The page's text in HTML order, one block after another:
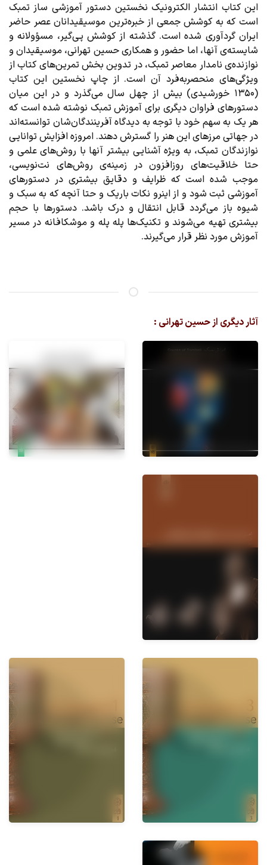
این کتاب انتشار الکترونیک نخستین دستور آموزشی ساز تمبک
است که به کوشش جمعی از خبره‌ترین موسیقیدانان عصر حاضر
ایران گردآوری شده است. گذشته از کوشش پی‌گیر، مسؤولانه و
شایسته‌ی آنها، اما حضور و همکاری حسین تهرانی، موسیقیدان و
نوازنده‌ی نامدار معاصر تمبک، در تدوین بخش تمرین‌های کتاب از
ویژگی‌های منحصر‌به‌‍‍‍‍‍‌‌‌‌‌‍‍‌‌‌‍‍‍‍‍‍‍‌‌فرد آن است. از چاپ نخستین این کتاب
(۱۳۵۰ خورشیدی) بیش از چهل سال می‌گذرد و در این میان
دستور‌های فراوان دیگری برای آموزش تمبک نوشته شده است که
هر یک به سهم خود با توجه به دیدگاه آفرینندگان‌شان توانسته‌اند
در جهاتی مرز‌های این هنر را گسترش دهند. امروزه افزایش توانایی
نوازندگان تمبک، به ‍ویژه آشنایی بیشتر آنها با روش‌های علمی و
حتا خلاقیت‌های روزافزون در زمینه‌ی روش‌های نت‌نویسی،
موجب شده است که ظرایف و دقایق بیشتری در دستور‌های
آموزشی ثبت شود و از این‍رو نکات باریک و حتا آنچه که به سبک و
شیوه باز می‌گردد قابل انتقال و درک باشد. دستورها با حجم
بیشتری تهیه می‌شوند و تکنیک‌ها پله پله و موشکافانه در مسیر
آموزش مورد نظر قرار می‌گیرند.
آثار دیگری از حسین تهرانی :